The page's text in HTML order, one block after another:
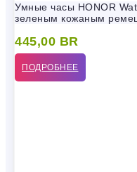
Умные часы HONOR
зеленым кожаным
445,00 BR
ПОДРОБНЕЕ